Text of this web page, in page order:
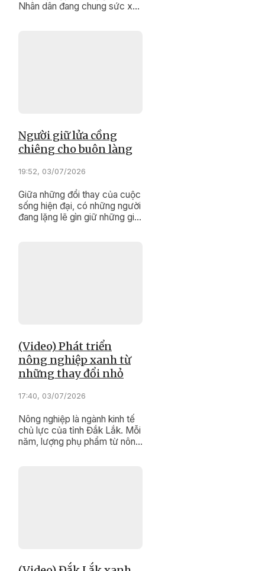
Nhân dân đang chung sức xây
Người giữ lửa cồng
chiêng cho buôn làng
19:52, 03/07/2026
Giữa những đổi thay của cuộc
sống hiện đại, có những người
đang lặng lẽ gìn giữ những giá
(Video) Phát triển
nông nghiệp xanh từ
những thay đổi nhỏ
17:40, 03/07/2026
Nông nghiệp là ngành kinh tế
chủ lực của tỉnh Đắk Lắk. Mỗi
năm, lượng phụ phẩm từ nông